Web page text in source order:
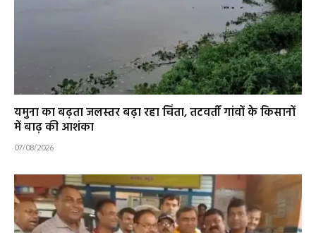
यमुना का बढ़ता जलस्तर बढ़ा रहा चिंता, तटवर्ती गांवों के किसानों
में बाढ़ की आशंका
07/08/2026